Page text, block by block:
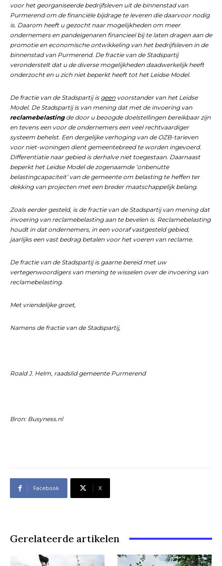
voor het georganiseerde bedrijfsleven uit de binnenstad van
Purmerend om de financiële bijdrage te leveren die daarvoor nodig
is. Daarom heeft u gezocht naar mogelijkheden om meer
ondernemers en pandeigenaren financieel bij te laten dragen aan de
promotie en economische ontwikkeling van het bedrijfsleven in de
binnenstad van Purmerend. De fractie van de Stadspartij
veronderstelt dat u de diverse mogelijkheden daadwerkelijk heeft
onderzocht en u zich niet beperkt heeft tot het Leidse Model.
De fractie van de Stadspartij is geen voorstander van het Leidse
Model. De Stadspartij is van mening dat met de invoering van
reclamebelastingde door u beoogde doelstellingen bereikbaar zijn
en tevens een voor de ondernemers een veel rechtvaardiger
systeem behelst. Een dergelijke verhoging van de OZB-tarieven
voor niet-woningen dient gemeentebreed te worden ingevoerd.
Differentiatie naar gebied is derhalve niet toegestaan. Daarnaast
beperkt het Leidse Model de zogenaamde ‘onbenutte
belastingcapaciteit’ van de gemeente om belasting te heffen ter
dekking van projecten met een breder maatschappelijk belang.
Zoals eerder gesteld, is de fractie van de Stadspartij van mening dat
invoering van reclamebelasting aan te bevelen is. Reclamebelasting
houdt in dat ondernemers, in een vooraf vastgesteld gebied,
jaarlijks een vast bedrag betalen voor het voeren van reclame.
De fractie van de Stadspartij is gaarne bereid met uw
vertegenwoordigers van mening te wisselen over de invoering van
reclamebelasting.
Met vriendelijke groet,
Namens de fractie van de Stadspartij,
Roald J. Helm, raadslid gemeente Purmerend
Bron: Busyness.nl
Facebook X
Gerelateerde artikelen